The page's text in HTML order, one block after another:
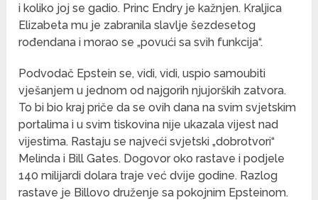
i koliko joj se gadio. Princ Endry je kažnjen. Kraljica
Elizabeta mu je zabranila slavlje šezdesetog
rođendana i morao se „povući sa svih funkcija“.
Podvodač Epstein se, vidi, vidi, uspio samoubiti
vješanjem u jednom od najgorih njujorških zatvora.
To bi bio kraj priče da se ovih dana na svim svjetskim
portalima i u svim tiskovina nije ukazala vijest nad
vijestima. Rastaju se najveći svjetski „dobrotvori“
Melinda i Bill Gates. Dogovor oko rastave i podjele
140 milijardi dolara traje već dvije godine. Razlog
rastave je Billovo druženje sa pokojnim Epsteinom.